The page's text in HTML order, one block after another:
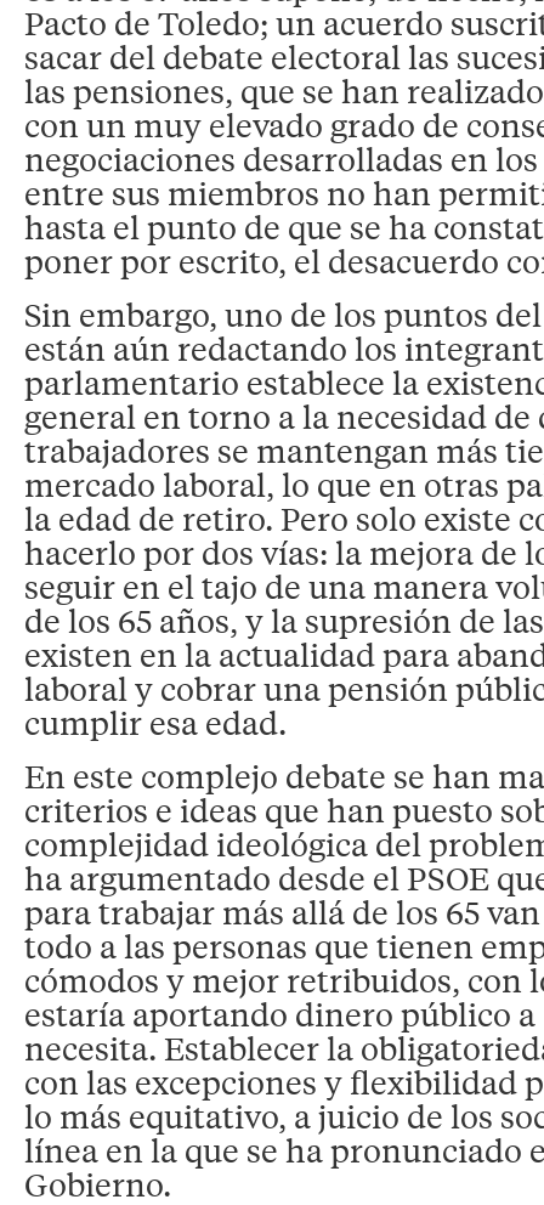
Pacto de Toledo; un acuerdo
sacar del debate electoral las
las pensiones, que se han
con un muy elevado grado de
negociaciones desarrolladas en
entre sus miembros no han
hasta el punto de que se ha
poner por escrito, el desacuerdo
Sin embargo, uno de los puntos
están aún redactando los
parlamentario establece la
general en torno a la necesidad de
trabajadores se mantengan más
mercado laboral, lo que en otras
la edad de retiro. Pero solo existe
hacerlo por dos vías: la mejora de
seguir en el tajo de una manera
de los 65 años, y la supresión de
existen en la actualidad para
laboral y cobrar una pensión
cumplir esa edad.
En este complejo debate se han
criterios e ideas que han puesto
complejidad ideológica del
ha argumentado desde el PSOE
para trabajar más allá de los 65
todo a las personas que tienen
cómodos y mejor retribuidos, con
estaría aportando dinero público
necesita. Establecer la
con las excepciones y flexibilidad
lo más equitativo, a juicio de los
línea en la que se ha pronunciado
Gobierno.